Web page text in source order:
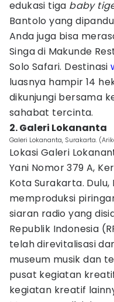
edukasi tiga baby
Bantolo yang
Anda juga bisa
Singa di Makunde
Solo Safari. Destinasi
luasnya hampir 14
dikunjungi bersama
sahabat tercinta.
2. Galeri Lokananta
Galeri Lokananta, Surakarta.
Lokasi Galeri
Yani Nomor 379 A,
Kota Surakarta.
memproduksi
siaran radio yang
Republik Indonesia
telah direvitalisasi
museum musik dan
pusat kegiatan
kegiatan kreatif